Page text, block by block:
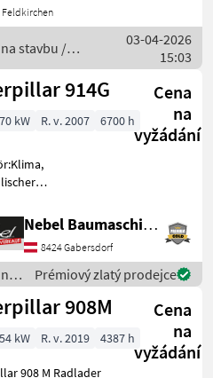
kW, 6 Zyl.
Feldkirchen
stavbu /
03-04-2026
15:03
914G
Cena
na
vyžádání
kW R. v. 2007 6700 h
stavbu Čelný
Nebel Baumaschinen
8424 Gabersdorf
/
Prémiový zlatý prodejce
908M
Cena
na
vyžádání
kW R. v. 2019 4387 h
908 M Radlader